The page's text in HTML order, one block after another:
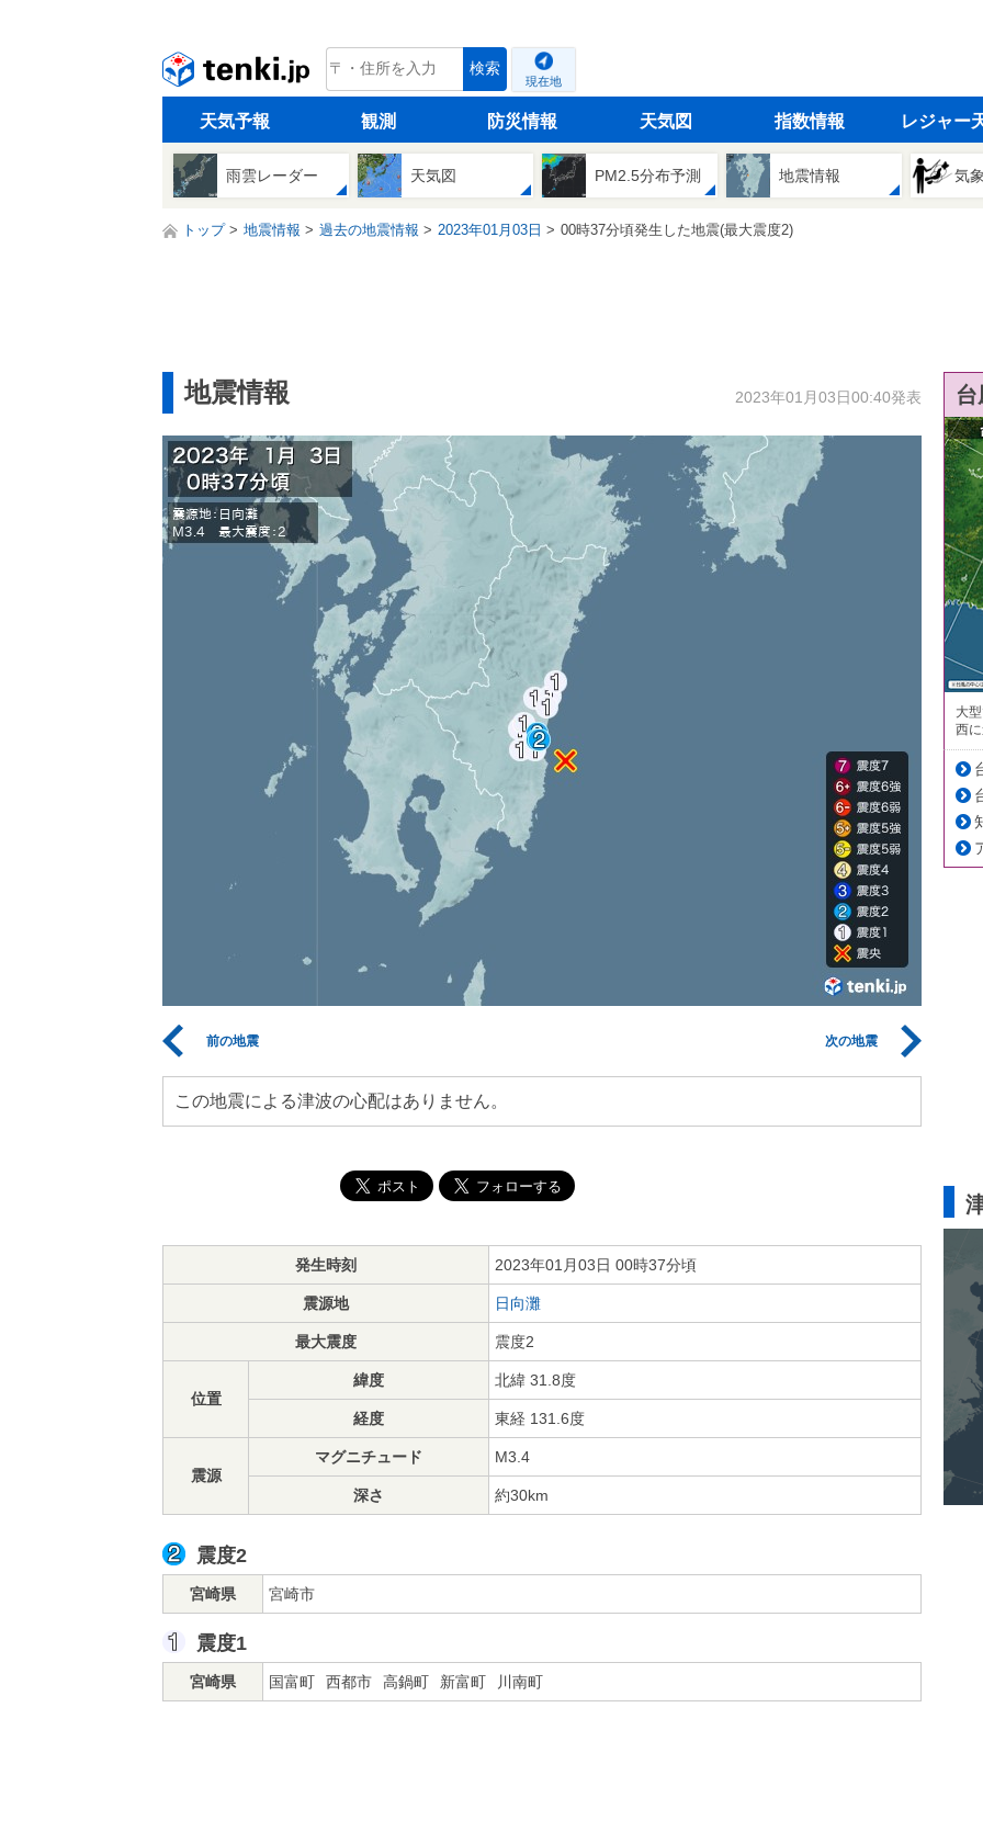
tenki.jp 検索
現在地
天気予報 観測 防災情報 天気図 指数情報 レジャー
雨雲レーダー 天気図 PM2.5分布予測 地震情報 気
トップ 地震情報 過去の地震情報 2023年01月03日 00時37分頃発生した地震(最大震度2)
地震情報 2023年01月03日00:40発表
前の地震 次の地震
この地震による津波の心配はありません。
発生時刻 2023年01月03日 00時37分頃
震源地 日向灘
最大震度 震度2
位置
緯度 北緯 31.8度
経度 東経 131.6度
震源
マグニチュード M3.4
深さ 約30km
震度2
宮崎県 宮崎市
震度1
宮崎県 国富町 西都市 高鍋町 新富町 川南町
大
西